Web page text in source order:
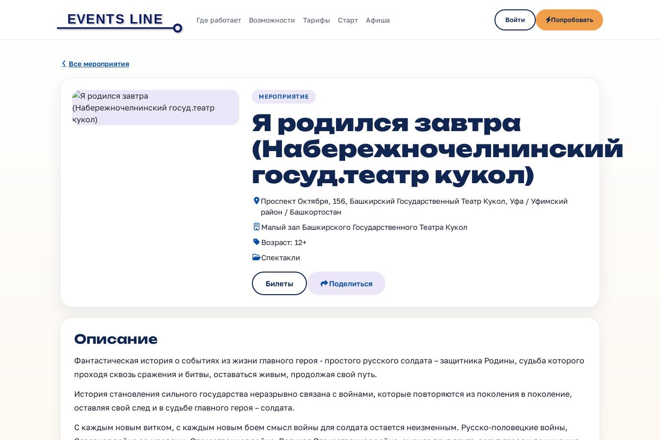
EVENTS LINE Где работает Возможности Тарифы Старт Афиша Войти Попробовать
Все мероприятия
МЕРОПРИЯТИЕ
Я родился завтра
(Набережночелнинский
госуд.театр кукол)
Проспект Октября, 156, Башкирский Государственный Театр Кукол, Уфа / Уфимский
район / Башкортостан
Малый зал Башкирского Государственного Театра Кукол
Возраст: 12+
Спектакли
Билеты Поделиться
Описание
Фантастическая история о событиях из жизни главного героя - простого русского солдата – защитника Родины, судьба которого
проходя сквозь сражения и битвы, оставаться живым, продолжая свой путь.
История становления сильного государства неразрывно связана с войнами, которые повторяются из поколения в поколение,
оставляя свой след и в судьбе главного героя – солдата.
С каждым новым витком, с каждым новым боем смысл войны для солдата остается неизменным. Русско-половецкие войны,